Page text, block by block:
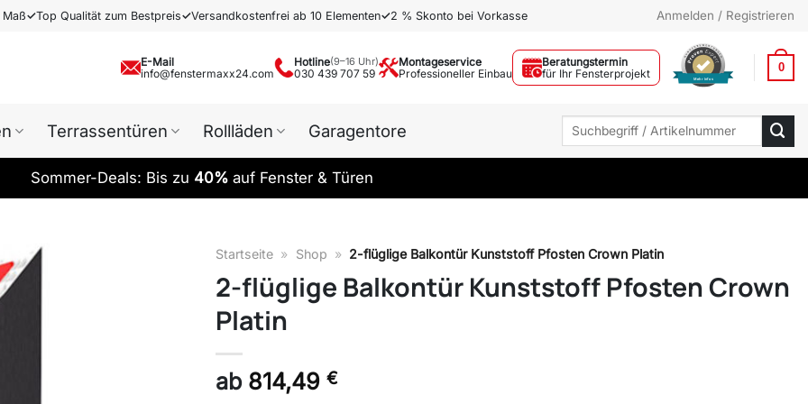
Maß✓Top Qualität zum Bestpreis✓Versandkostenfrei ab 10 Elementen✓2 % Skonto bei Vorkasse Anmelden / Registrieren
E-Mail
info@fenstermaxx24.com
Hotline(9–16 Uhr)
030 439 707 59
Montageservice
Professioneller Einbau
Beratungstermin
für Ihr Fensterprojekt
Mehr Infos
0
Terrassentüren Rollläden Garagentore
Suchen
Sommer-Deals: Bis zu 40% auf Fenster & Türen
Startseite » Shop » 2-flüglige Balkontür Kunststoff Pfosten Crown Platin
2-flüglige Balkontür Kunststoff Pfosten Crown
Platin
ab 814,49 €